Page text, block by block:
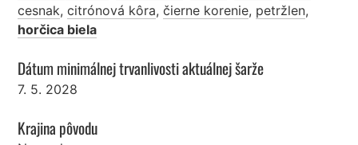
cesnak,citrónová kôra,čierne korenie, petržlen,
horčica biela
Dátum minimálnej trvanlivosti aktuálnej šarže
7. 5. 2028
Krajina pôvodu